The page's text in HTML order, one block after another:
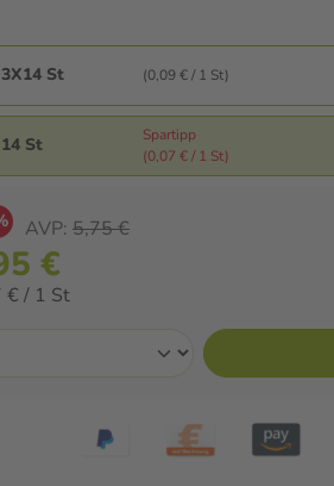
3X14 St (0,09 € / 1 St)
14 St
Spartipp
(0,07 € / 1 St)
AVP: 5,75 €
€
€ / 1 St